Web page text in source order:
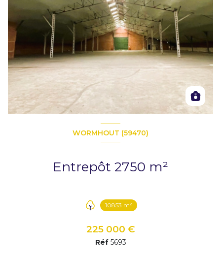
WORMHOUT (59470)
Entrepôt 2750 m²
10853 m²
225 000 €
Réf 5693